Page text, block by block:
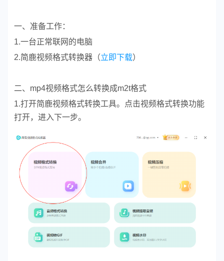
一、准备工作：
1.一台正常联网的电脑
2.简鹿视频格式转换器（立即下载）
二、mp4视频格式怎么转换成m2t格式
1.打开简鹿视频格式转换工具。点击视频格式转换功能
打开，进入下一步。